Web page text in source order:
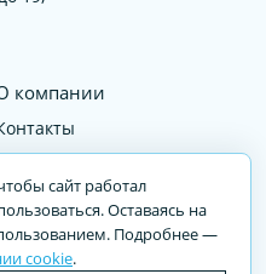
компании
сайт работал
Оставаясь на
Подробнее —
cookie.